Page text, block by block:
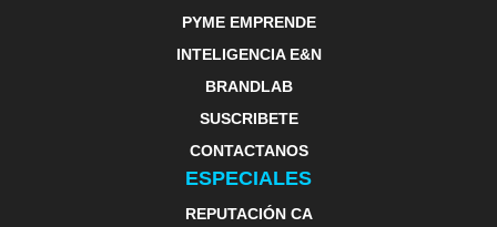
PYME EMPRENDE
INTELIGENCIA E&N
BRANDLAB
SUSCRIBETE
CONTACTANOS
ESPECIALES
REPUTACIÓN CA